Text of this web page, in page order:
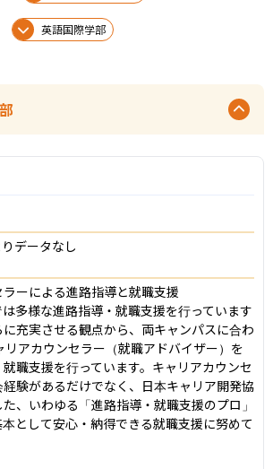
英語国際学部
データなし
ーによる進路指導と就職支援
多様な進路指導・就職支援を行っています
充実させる観点から、両キャンパスに合わ
アカウンセラー（就職アドバイザー）を
職支援を行っています。キャリアカウンセ
験があるだけでなく、日本キャリア開発協
、いわゆる「進路指導・就職支援のプロ」
として安心・納得できる就職支援に努めて